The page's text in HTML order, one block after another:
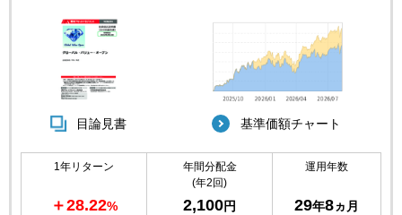
目論見書 基準価額チャート
1年リターン
＋28.22%
年間分配金
(年2回)
2,100円
運用年数
29年8ヵ月